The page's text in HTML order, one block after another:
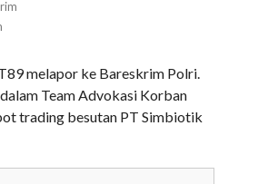
melapor ke Bareskrim Polri.
Team Advokasi Korban
trading besutan PT Simbiotik